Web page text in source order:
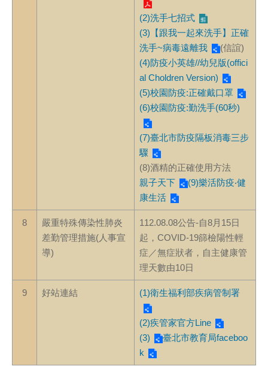
(2)洗手七招式
(3)【跟我一起來洗手】正確
洗手~病毒遠離我
(信誼)
(4)防疫小英雄//幼兒版(offici
al Choldren Version)
(5)校園防疫:正確戴口罩
(6)校園防疫:勤洗手(60秒)
(7)臺北市防疫隔板消毒三步
驟
(8)酒精的正確使用方法
親子天下
(9)樂活防疫‧健
康生活
8
嚴重特殊傳染性肺炎
差勤管理措施(人事宣
導)
112.08.08公告-自8月15日
起，COVID-19篩檢陽性輕
症／無症狀者，自主健康管
理天數由10日
9 好站連結 (1)衛生福利部疾病管制署
(2)疾管家官方Line
(3)
臺北市教育局faceboo
k